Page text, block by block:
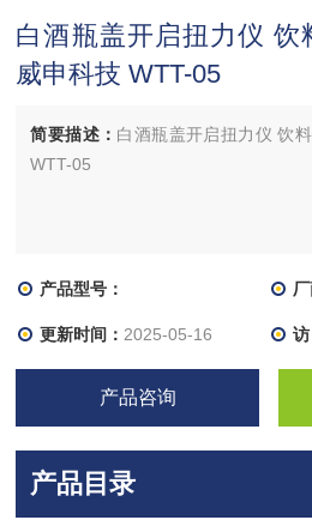
白酒瓶盖开启扭力仪 饮
威申科技 WTT-05
简要描述： 白酒瓶盖开启扭力仪 饮
WTT-05
产品型号：
更新时间： 2025-05-16
产品咨询
产品目录